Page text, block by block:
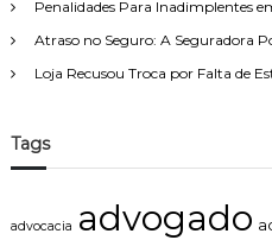
Penalidades Para Inadimplentes
Atraso no Seguro: A Seguradora
Loja Recusou Troca por Falta de
Tags
advocacia advogado